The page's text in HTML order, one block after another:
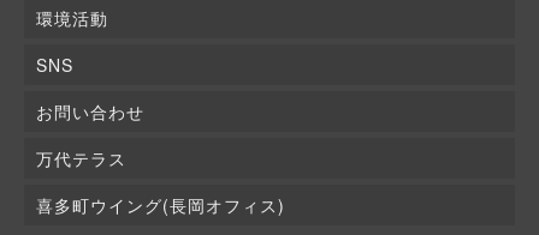
環境活動
SNS
お問い合わせ
万代テラス
喜多町ウイング(長岡オフィス)